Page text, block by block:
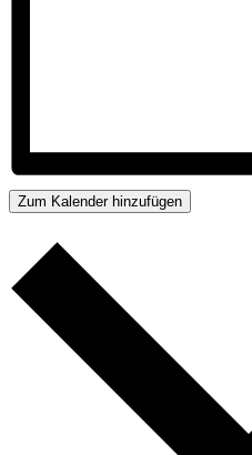
Zum Kalender hinzufügen